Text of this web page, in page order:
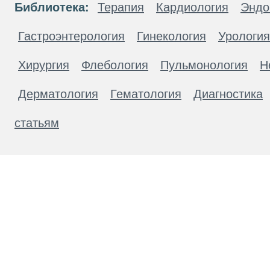
Библиотека: Терапия Кардиология
Гастроэнтерология Гинекология Урология
Хирургия Флебология Пульмонология
Дерматология Гематология Диагностика
статьям